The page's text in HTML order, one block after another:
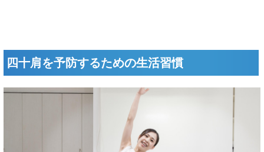
四十肩を予防するための生活習慣